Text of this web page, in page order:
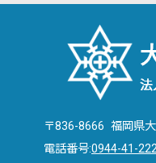
〒836-8666 福岡県
電話番号:0944-41-